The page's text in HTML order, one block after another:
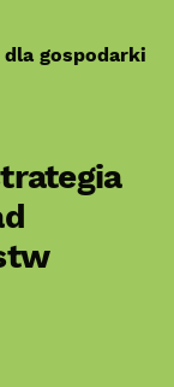
dla gospodarki